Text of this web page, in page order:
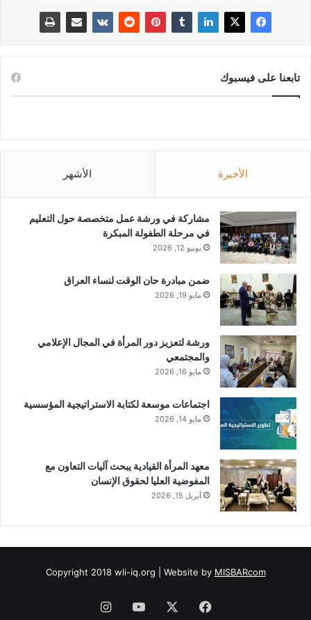
تابعنا على فيسبوك
الأخيرة الأشهر
مشاركة في ورشة عمل متخصصة حول التعليم
في مرحلة الطفولة المبكرة
يونيو 12, 2026
ضمن مبادرة حان الوقت لنساء العراق
مايو 19, 2026
ورشة لتعزيز دور المرأة في المجال الإعلامي
والمجتمعي
مايو 16, 2026
اجتماعات موسعة لكتابة الاستراتيجية المؤسسية
مايو 14, 2026
معهد المرأة القيادية يبحث آليات التعاون مع
المفوضية العليا لحقوق الإنسان
أبريل 15, 2026
Copyright 2018 wli-iq.org | Website by MISBARcom
فيسبوك ‫YouTubeانستقرام